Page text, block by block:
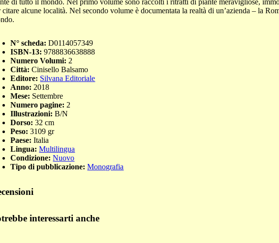
di tutto il mondo. Nel primo volume sono raccolti i ritratti di piante meravigliose,
citare alcune località. Nel secondo volume è documentata la realtà di un’azienda – la
N° scheda: D0114057349
ISBN-13: 9788836638888
Numero Volumi: 2
Città: Cinisello Balsamo
Editore: Silvana Editoriale
Anno: 2018
Mese: Settembre
Numero pagine: 2
Illustrazioni: B/N
Dorso: 32 cm
Peso: 3109 gr
Paese: Italia
Lingua: Multilingua
Condizione: Nuovo
Tipo di pubblicazione: Monografia
interessarti anche